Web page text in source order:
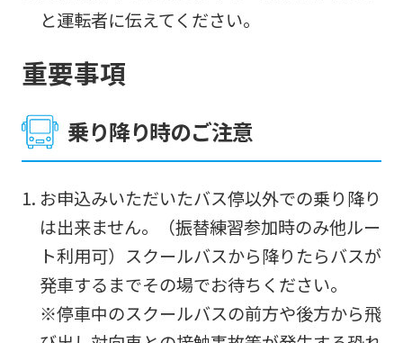
と運転者に伝えてください。
重要事項
乗り降り時のご注意
お申込みいただいたバス停以外での乗り降り
は出来ません。（振替練習参加時のみ他ルー
ト利用可）スクールバスから降りたらバスが
発車するまでその場でお待ちください。
※停車中のスクールバスの前方や後方から飛
English.
below
(start
translation)
to
return
to
the